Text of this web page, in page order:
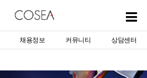
채용정보 커뮤니티 상담센터